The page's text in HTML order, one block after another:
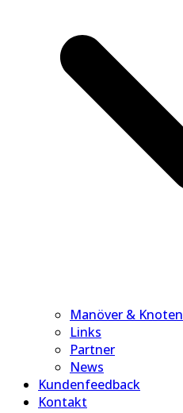
Manöver & Knoten
Links
Partner
News
Kundenfeedback
Kontakt